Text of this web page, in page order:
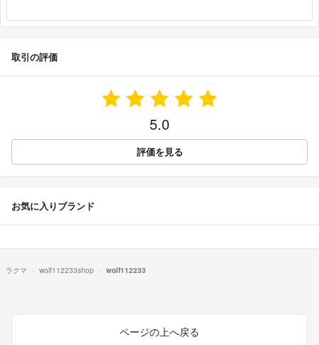
取引の評価
5.0
評価を見る
お気に入りブランド
ラクマ wolf112233shop wolf112233
ページの上へ戻る